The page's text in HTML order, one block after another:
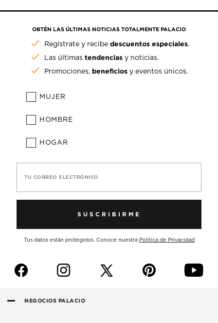
OBTÉN LAS ÚLTIMAS NOTICIAS TOTALMENTE PALACIO
Regístrate y recibedescuentos especiales.
Las últimastendencias y noticias.
Promociones, beneficios y eventos únicos.
MUJER
HOMBRE
HOGAR
TU CORREO ELECTRÓNICO
SUSCRIBIRME
Tus datos están protegidos. Conoce nuestra Política de Privacidad
f i p y
NEGOCIOS PALACIO